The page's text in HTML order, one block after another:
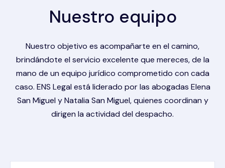
Nuestro equipo
Nuestro objetivo es acompañarte en el camino,
brindándote el servicio excelente que mereces, de la
mano de un equipo jurídico comprometido con cada
caso. ENS Legal está liderado por las abogadas Elena
San Miguel y Natalia San Miguel, quienes coordinan y
dirigen la actividad del despacho.